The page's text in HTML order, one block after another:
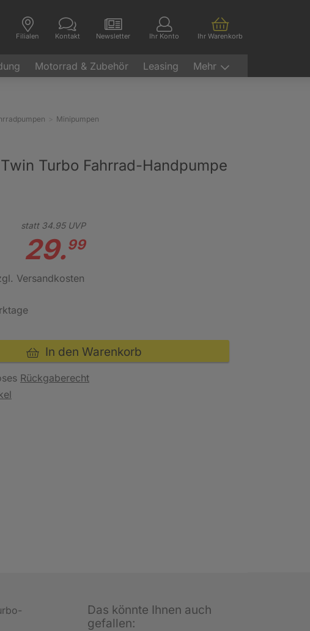
Filialen Kontakt Newsletter Ihr Konto Ihr Warenkorb
Motorrad & Zubehör Leasing Mehr
Minipumpen
Turbo Fahrrad-Handpumpe
statt 34.95UVP
29.99
Versandkosten
In den Warenkorb
Rückgaberecht
Das könnte Ihnen auch
gefallen: